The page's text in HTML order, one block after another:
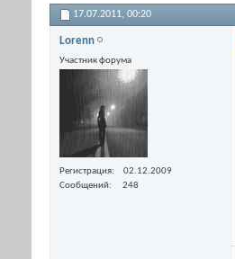
17.07.2011, 00:20
Lorenn
Участник форума
Регистрация
02.12.2009
Сообщений
248